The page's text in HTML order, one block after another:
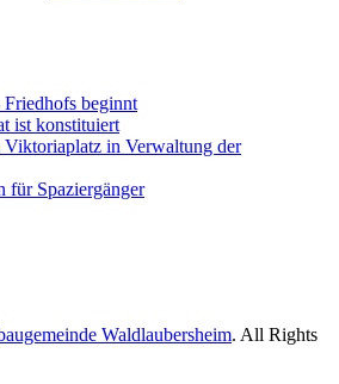
Friedhofs beginnt
ist konstituiert
Viktoriaplatz in Verwaltung der
für Spaziergänger
Waldlaubersheim. All Rights